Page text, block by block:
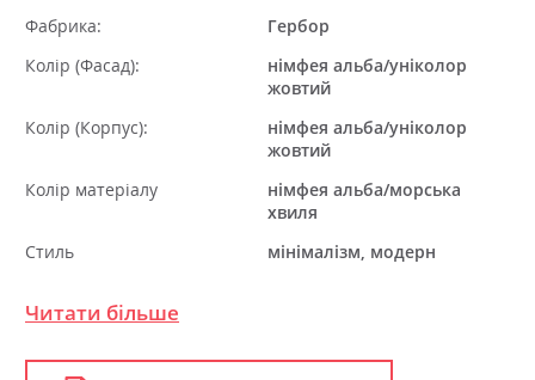
Фабрика:
Гербор
Колір (Фасад):
німфея альба/уніколор
жовтий
Колір (Корпус):
німфея альба/уніколор
жовтий
Колір матеріалу
німфея альба/морська
хвиля
Стиль
мінімалізм, модерн
Читати більше